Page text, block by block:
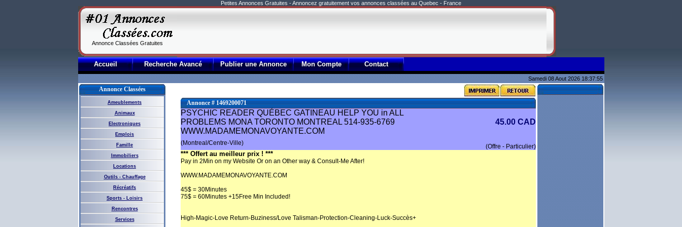
Petites Annonces Gratuites - Annoncez gratuitement vos annonces classées au Quebec - France
Annonce Classées Gratuites
Accueil Recherche Avancé Publier une Annonce Mon Compte Contact
Samedi 08 Aout 2026 18:37:55
Annonce Classées
Ameublements
Animaux
Electroniques
Emplois
Famille
Immobiliers
Locations
Outils - Chauffage
Récréatifs
Sports - Loisirs
Rencontres
Services
Annonce # 1469200071
PSYCHIC READER QUÉBEC GATINEAU HELP YOU in ALL
PROBLEMS MONA TORONTO MONTREAL 514-935-6769
WWW.MADAMEMONAVOYANTE.COM
45.00 CAD
(Montreal/Centre-Ville) (Offre - Particulier)
*** Offert au meilleur prix ! ***
Pay in 2Min on my Website Or on an Other way & Consult-Me After!
WWW.MADAMEMONAVOYANTE.COM
45$ = 30Minutes
75$ = 60Minutes +15Free Min Included!
High-Magic-Love Return-Buziness/Love Talisman-Protection-Cleaning-Luck-Succès+